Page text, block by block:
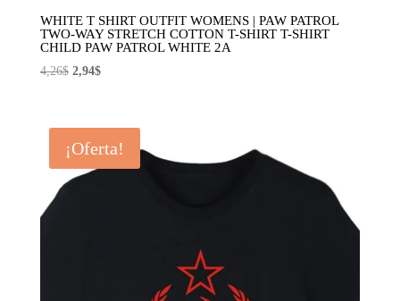
WHITE T SHIRT OUTFIT WOMENS | PAW PATROL
TWO-WAY STRETCH COTTON T-SHIRT T-SHIRT
CHILD PAW PATROL WHITE 2A
4,26$ El
era:
4,26$.
2,94$El
es:
2,94$.
¡Oferta!